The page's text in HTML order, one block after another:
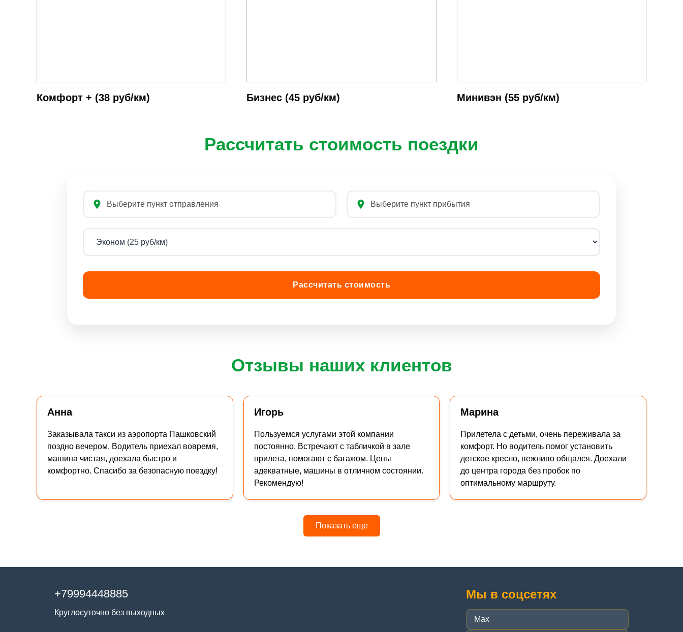
Комфорт + (38 руб/км) Бизнес (45 руб/км) Минивэн (55 руб/км)
Рассчитать стоимость поездки
Рассчитать стоимость
Отзывы наших клиентов
Анна
Заказывала такси из аэропорта Пашковский
поздно вечером. Водитель приехал вовремя,
машина чистая, доехала быстро и
комфортно. Спасибо за безопасную поездку!
Игорь
Пользуемся услугами этой компании
постоянно. Встречают с табличкой в зале
прилета, помогают с багажом. Цены
адекватные, машины в отличном состоянии.
Рекомендую!
Марина
Прилетела с детьми, очень переживала за
комфорт. Но водитель помог установить
детское кресло, вежливо общался. Доехали
до центра города без пробок по
оптимальному маршруту.
Показать еще
+79994448885
Круглосуточно без выходных
Мы в соцсетях
Max